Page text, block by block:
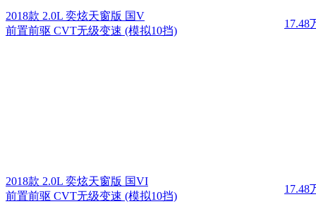
2018款 2.0L 奕炫天窗版 国V
前置前驱 CVT无级变速 (模拟10挡)
17.48
2018款 2.0L 奕炫天窗版 国VI
前置前驱 CVT无级变速 (模拟10挡)
17.48